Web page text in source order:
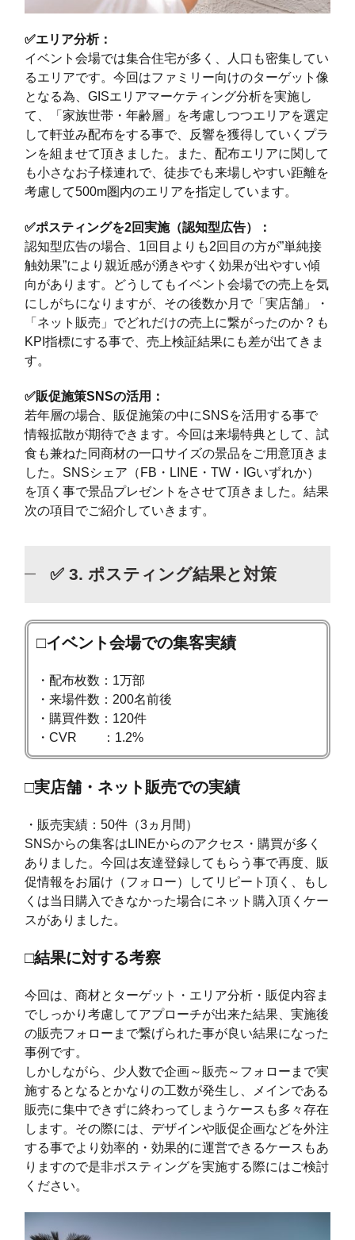
✅エリア分析：
イベント会場では集合住宅が多く、人口も密集してい
るエリアです。今回はファミリー向けのターゲット像
となる為、GISエリアマーケティング分析を実施し
て、「家族世帯・年齢層」を考慮しつつエリアを選定
して軒並み配布をする事で、反響を獲得していくプラ
ンを組ませて頂きました。また、配布エリアに関して
も小さなお子様連れで、徒歩でも来場しやすい距離を
考慮して500m圏内のエリアを指定しています。
✅ポスティングを2回実施（認知型広告）：
認知型広告の場合、1回目よりも2回目の方が”単純接
触効果”により親近感が湧きやすく効果が出やすい傾
向があります。どうしてもイベント会場での売上を気
にしがちになりますが、その後数か月で「実店舗」・
「ネット販売」でどれだけの売上に繋がったのか？も
KPI指標にする事で、売上検証結果にも差が出てきま
す。
✅販促施策SNSの活用：
若年層の場合、販促施策の中にSNSを活用する事で
情報拡散が期待できます。今回は来場特典として、試
食も兼ねた同商材の一口サイズの景品をご用意頂きま
した。SNSシェア（FB・LINE・TW・IGいずれか）
を頂く事で景品プレゼントをさせて頂きました。結果
次の項目でご紹介していきます。
✅ 3. ポスティング結果と対策
□イベント会場での集客実績
・配布枚数：1万部
・来場件数：200名前後
・購買件数：120件
・CVR ：1.2%
□実店舗・ネット販売での実績
・販売実績：50件（3ヵ月間）
SNSからの集客はLINEからのアクセス・購買が多く
ありました。今回は友達登録してもらう事で再度、販
促情報をお届け（フォロー）してリピート頂く、もし
くは当日購入できなかった場合にネット購入頂くケー
スがありました。
□結果に対する考察
今回は、商材とターゲット・エリア分析・販促内容ま
でしっかり考慮してアプローチが出来た結果、実施後
の販売フォローまで繋げられた事が良い結果になった
事例です。
しかしながら、少人数で企画～販売～フォローまで実
施するとなるとかなりの工数が発生し、メインである
販売に集中できずに終わってしまうケースも多々存在
します。その際には、デザインや販促企画などを外注
する事でより効率的・効果的に運営できるケースもあ
りますので是非ポスティングを実施する際にはご検討
ください。